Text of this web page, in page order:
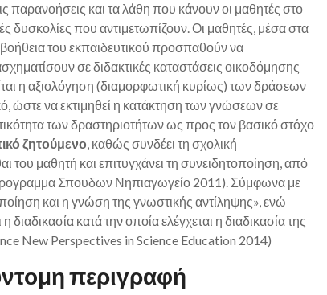
παρανοήσεις και τα λάθη που κάνουν οι μαθητές στο
δυσκολίες που αντιμετωπίζουν. Οι μαθητές, μέσα στα
του εκπαιδευτικού προσπαθούν να
σε διδακτικές καταστάσεις οικοδόμησης
η αξιολόγηση (διαμορφωτική κυρίως) των δράσεων
ώστε να εκτιμηθεί η κατάκτηση των γνώσεων σε
των δραστηριοτήτων ως προς τον βασικό στόχο
ζητούμενο, καθώς συνδέει τη σχολική
του μαθητή και επιτυγχάνει τη συνειδητοποίηση, από
Σπουδων Νηπιαγωγείο 2011). Σύμφωνα με
και η γνώση της γνωστικής αντίληψης», ενώ
κατά την οποία ελέγχεται η διαδικασία της
New Perspectives in Science Education 2014)
περιγραφή